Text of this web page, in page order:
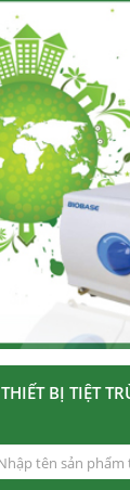
THIẾT BỊ TIỆT